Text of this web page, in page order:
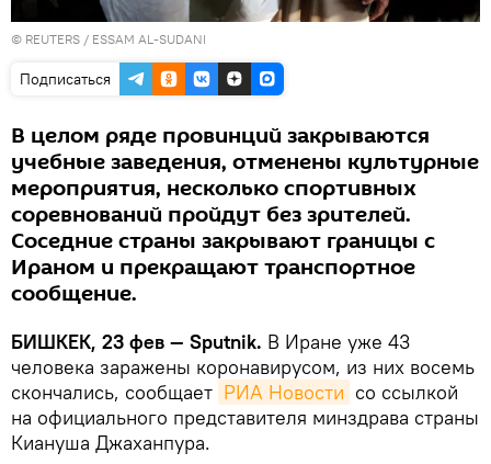
© REUTERS / ESSAM AL-SUDANI
Подписаться
В целом ряде провинций закрываются
учебные заведения, отменены культурные
мероприятия, несколько спортивных
соревнований пройдут без зрителей.
Соседние страны закрывают границы с
Ираном и прекращают транспортное
сообщение.
БИШКЕК, 23 фев — Sputnik. В Иране уже 43
человека заражены коронавирусом, из них восемь
скончались, сообщает РИА Новости со ссылкой
на официального представителя минздрава страны
Киануша Джаханпура.